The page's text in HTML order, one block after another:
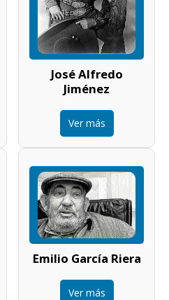
José Alfredo
Jiménez
Ver más
Emilio García Riera
Ver más